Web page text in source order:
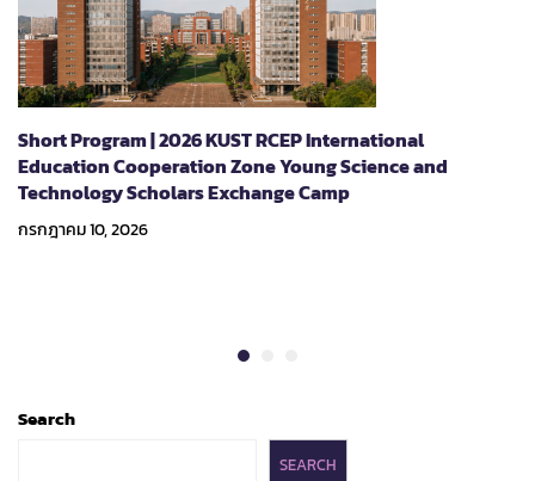
Short Program | 2026 KUST RCEP International
Education Cooperation Zone Young Science and
Technology Scholars Exchange Camp
กรกฎาคม 10, 2026
Search
SEARCH